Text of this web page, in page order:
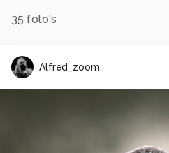
35 foto's
Alfred_zoom